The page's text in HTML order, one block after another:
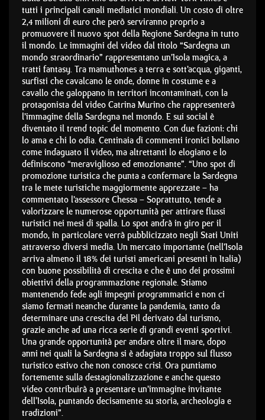
tutti i principali canali mediatici mondiali. Un costo di oltre
2,4 milioni di euro che però serviranno proprio a
promuovere il nuovo spot della Regione Sardegna in tutto
il mondo. Le immagini del video dal titolo “Sardegna un
mondo straordinario” rappresentano un’Isola magica, a
tratti fantasy. Tra mamuthones a terra e sott’acqua, giganti,
surfisti che cavalcano le onde, donne in costume e a
cavallo che galoppano in territori incontaminati, con la
protagonista del video Catrina Murino che rappresenterà
l’immagine della Sardegna nel mondo. E sui social è
diventato il trend topic del momento. Con due fazioni: chi
lo ama e chi lo odia. Centinaia di commenti ironici bollano
come indaguato il video, ma altrettanti lo elogiano e lo
definiscono “meraviglioso ed emozionante”.“Uno spot di
promozione turistica che punta a confermare la Sardegna
tra le mete turistiche maggiormente apprezzate – ha
commentato l’assessore Chessa – Soprattutto, tende a
valorizzare le numerose opportunità per attirare flussi
turistici nei mesi di spalla. Lo spot andrà in giro per il
mondo, in particolare verrà pubblicizzato negli Stati Uniti
attraverso diversi media. Un mercato importante (nell’Isola
arriva almeno il 18% dei turisti americani presenti in Italia)
con buone possibilità di crescita e che è uno dei prossimi
obiettivi della programmazione regionale. Stiamo
mantenendo fede agli impegni programmatici e non ci
siamo fermati neanche durante la pandemia, tanto da
determinare una crescita del Pil derivato dal turismo,
grazie anche ad una ricca serie di grandi eventi sportivi.
Una grande opportunità per andare oltre il mare, dopo
anni nei quali la Sardegna si è adagiata troppo sul flusso
turistico estivo che non conosce crisi. Ora puntiamo
fortemente sulla destagionalizzazione e anche questo
video contribuirà a presentare un’immagine invitante
dell'Isola, puntando decisamente su storia, archeologia e
tradizioni”.